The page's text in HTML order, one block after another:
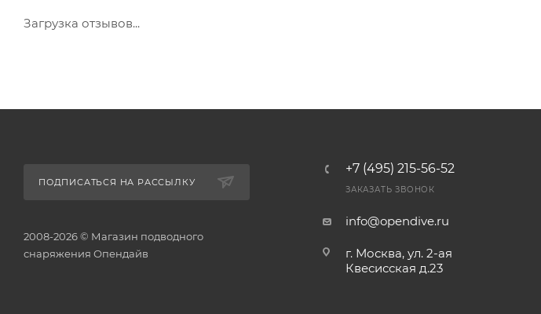
Загрузка отзывов...
ПОДПИСАТЬСЯ НА РАССЫЛКУ
2008-2026 © Магазин подводного
снаряжения Опендайв
+7 (495) 215-56-52
ЗАКАЗАТЬ ЗВОНОК
info@opendive.ru
г. Москва, ул. 2-ая
Квесисская д.23